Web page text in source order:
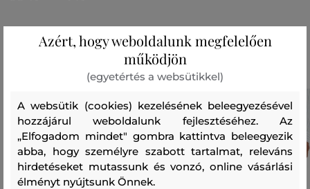
Ajánlott termékek
Azért, hogy weboldalunk megfelelően
működjön
(egyetértés a websütikkel)
A websütik (cookies) kezelésének beleegyezésével
hozzájárul weboldalunk fejlesztéséhez. Az
„Elfogadom mindet" gombra kattintva beleegyezik
abba, hogy személyre szabott tartalmat, releváns
hirdetéseket mutassunk és vonzó, online vásárlási
élményt nyújtsunk Önnek.